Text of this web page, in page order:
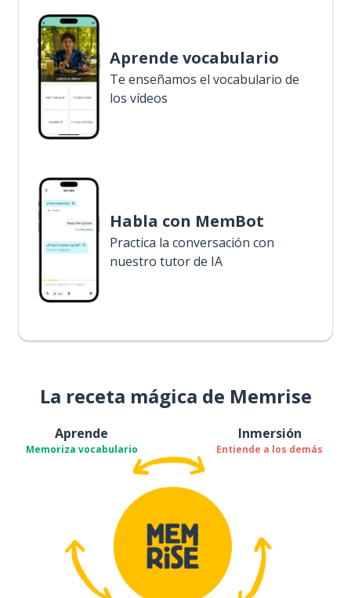
Aprende vocabulario
Te enseñamos el vocabulario de
los vídeos
Habla con MemBot
Practica la conversación con
nuestro tutor de IA
La receta mágica de Memrise
Aprende
Memoriza vocabulario
Inmersión
Entiende a los demás